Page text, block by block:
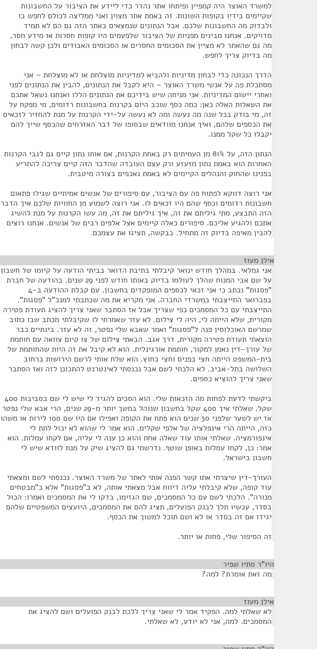
למשרד האוצר היה קמפיין ופיתחו אתר נהדר כדי ליידע את הציבור על החשבונות
שקיימים בידיו בקופות השונות. זה באמת אתר מצוין ואני ממליצה לכולם לחפש בו
ולבדוק מה החשבונות שלכם. אבל הנתונים שנמצאים באתר הזה גם הם לא תמיד
מדויקים. אנחנו מבינים מפניות של הציבור שלפעמים היו קופות חסרות או מידע חסר,
מה גם שהאתר לא מציין את הסכומים החסרים או הסכומים האבודים ולכן קשה לבחון
מה בדיוק צריך לחפש.
הדרך הנכונה כדי לבחון מדיניות ולהביא למדיניות מוצלחת או לא מוצלחת – אני
מסתכלת פה על אנשי משרד האוצר – היא לקבל את הנתונים, להבין את הנתונים לפני
ואחרי יישום המדיניות. אני מניחה שיש בידיכם את הנתונים הללו ואנחנו נשאל אתכם
את השאלות האלה כאן: כמה כסף שוכב היום בקרנות בחשבונות רדומים, מי מפקח על
זה, מי בודק בכל שנה מה נעשה ומה לא נעשה על-ידי הקרנות על מנת להחזיר לזכאים
את הכספים שלהם, ואיך אנחנו מוודאים שבסופו של דבר האזרחים שהכסף שייך להם
יקבלו כל שקל ממנו.
הנתון הזה, על 81% מן העמיתים רק באחת הקרנות, אם אותו נתון קיים גם לגבי הקרנות
האחרות הוא באמת נתון מזעזע ורק עצם העובדה שהדבר הזה קיים צריכה להתריע
בפנינו שהחוק והנהלים הקיימים לא באמת נאכפים בצורה מיטבית.
אני רוצה דווקא לפתוח פה עם הציבור, עם סיפורים של אנשים אמיתיים שגילו פתאום
חשבונות רדומים וכסף שהם היו זכאים לו. אני רוצה לשמוע מן החוויות שלכם איך הדבר
הזה התבצע, מתי גיליתם את זה, איך גיליתם את זה, מה עשו הקרנות על מנת להשיג
אתכם ולהגיע אליכם. סיפורים כאלה קיימים אצל אלפים רבים של אנשים. אנחנו רוצים
להבין מאיפה בדיוק זה מתחיל. בבקשה, תציגו את עצמכם.
אילן מעוז
אני גמלאי. במהלך חודש ינואר קיבלתי בתיבת הדואר בביתי הודעה על קיומו של חשבון
על שם אבי המנוח שהלך לעולמו בדיוק באותו חודש לפני 29 שנים. בהודעה של חברת
"פסגות" נכתב כי אני זכאי לכספים המופקדים בחשבון. עם קבלת ההודעה ב-4
בפברואר התייצבתי במשרדי החברה. אני מקריא את מה שכתבתי למנכ"ל "פסגות".
התייצבתי עם כל המסמכים כפי שצריך אבל אז הסתבר שאני צריך להציג תעודת פטירה
מקורית, שלא הייתה לי, היה לי צילום. לא עזר שאמרתי לו שקיבלתי מכתב שבו כתוב
שמרשם האוכלוסין פנה ל"פסגות" ואמר שאבא שלי נפטר, זה לא עזר. בינתיים כבר
הוצאתי תעודת פטירה מקורית, דרך אגב. הבאתי צילום של צו קיום צוואה עם חותמת
של עורך-דין נאמן למקור, חותמת אורגינלית. הוא לא קיבל את זה היות שהחותמת של
בית-המשפט הייתה חצי בפנים וחצי בחוץ. הוא שלח אותי לרשם הירושות ברחוב
השלושה בתל-אביב. לא הלכתי לשם אבל נכנסתי לאינטרנט להתכונן לזה ואז הסתבר
שאני צריך להוציא כספים.
ביקשתי לדעת לפחות מה הזכאות שלי. הוא הסכים להגיד לי שיש לי שם בסביבות 400
שקל. שאלתי איך 400 שקל בחשבון שנוהל במשך יותר מ-29 שנים, הרי אבא שלי נפטר
אז יש לשער שלפני 30 שנים הוא פתח את הקופה ואפילו אם היו שם 100 לירות או משהו
כזה, הייתה הרי אינפלציה של אלפי שקלים. הוא אמר לי שהוא לא יכול לתת לי
אינפורמציה. שאלתי אותו עוד שאלה אחת והוא כן ענה לי עליה, אם לקחו עמלות. הוא
אמר: כן, לקחו עמלות באופן שוטף. נדרשתי גם להציג שיק על מנת לוודא שיש לי
חשבון בישראל.
העורך-דין שיצרתי אתו קשר הפנה אותי לאתר של משרד האוצר. נכנסתי לשם ומצאתי
עוד קופה, שלא קיבלתי עליה דיווח אבל מצאתי אותה, לא ב"פסגות" אלא ב"מבטחים
מנורה". הלכתי לשם עם כל המסמכים, שם הגזימו, בדקו לי את המסמכים ואמרו: הכול
בסדר, עכשיו תלך לבנק הפועלים, תציג להם את המסמכים, היועצים המשפטיים שלהם
יגידו אם זה בסדר או לא ושם תוכל למשוך את הכסף.
זה הסיפור שלי, פחות או יותר.
היו"ר סתיו שפיר
מה זאת אומרת? למה?
אילן מעוז
לא שאלתי למה. הפקיד אמר לי שאני צריך ללכת לבנק הפועלים ושם להציג את
המסמכים. למה, אני לא יודע, לא שאלתי.